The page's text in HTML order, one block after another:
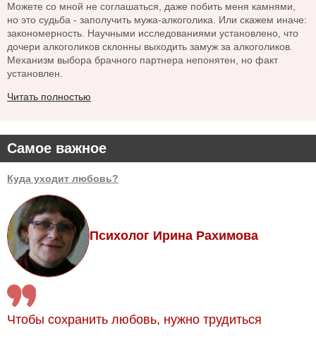
Самое важное
Куда уходит любовь?
Психолог Ирина Рахимова
Чтобы сохранить любовь, нужно трудиться
Можете со мной не соглашаться, даже побить меня камнями,
но это судьба - заполучить мужа-алкоголика. Или скажем иначе:
закономерность. Научными исследованиями установлено, что
дочери алкоголиков склонны выходить замуж за алкоголиков.
Механизм выбора брачного партнера непонятен, но факт
установлен.
Читать полностью